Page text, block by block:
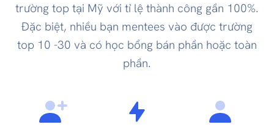
trường top tại Mỹ với tỉ lệ thành công gần 100%.
Đặc biệt, nhiều bạn mentees vào được trường
top 10 -30 và có học bổng bán phần hoặc toàn
phần.